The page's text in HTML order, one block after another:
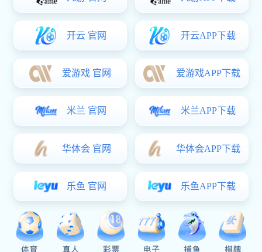
一 寻找客户
寻找客户的方法主要有两种：
2、参加展会，加大曝光，揽生意。相对而言，网上找客人费用
低，成交率低；展会费用高，成交率高。当然，也有其他渠道开
发客人的办法。
二 客户报价